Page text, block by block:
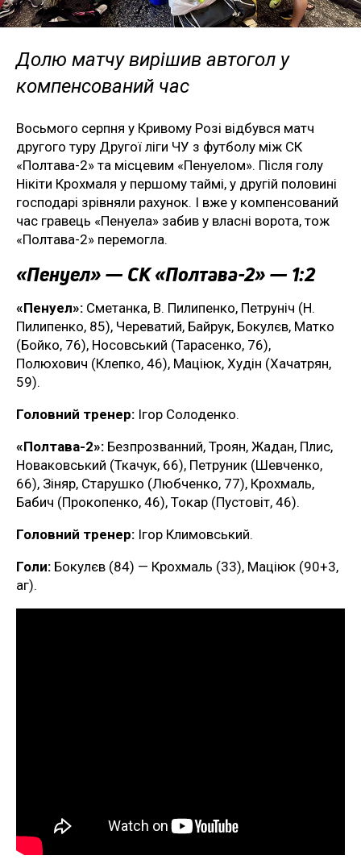
Долю матчу вирішив автогол у
компенсований час
Восьмого серпня у Кривому Розі відбувся матч
другого туру Другої ліги ЧУ з футболу між СК
«Полтава-2» та місцевим «Пенуелом». Після голу
Нікіти Крохмаля у першому таймі, у другій половині
господарі зрівняли рахунок. І вже у компенсований
час гравець «Пенуела» забив у власні ворота, тож
«Полтава-2» перемогла.
«Пенуел» — СК «Полтава-2» — 1:2
«Пенуел»: Сметанка, В. Пилипенко, Петруніч (Н.
Пилипенко, 85), Череватий, Байрук, Бокулєв, Матко
(Бойко, 76), Носовський (Тарасенко, 76),
Полюхович (Клепко, 46), Маціюк, Худін (Хачатрян,
59).
Головний тренер: Ігор Солоденко.
«Полтава-2»: Безпрозванний, Троян, Жадан, Плис,
Новаковський (Ткачук, 66), Петруник (Шевченко,
66), Зіняр, Старушко (Любченко, 77), Крохмаль,
Бабич (Прокопенко, 46), Токар (Пустовіт, 46).
Головний тренер: Ігор Климовський.
Голи: Бокулєв (84) — Крохмаль (33), Маціюк (90+3,
аг).